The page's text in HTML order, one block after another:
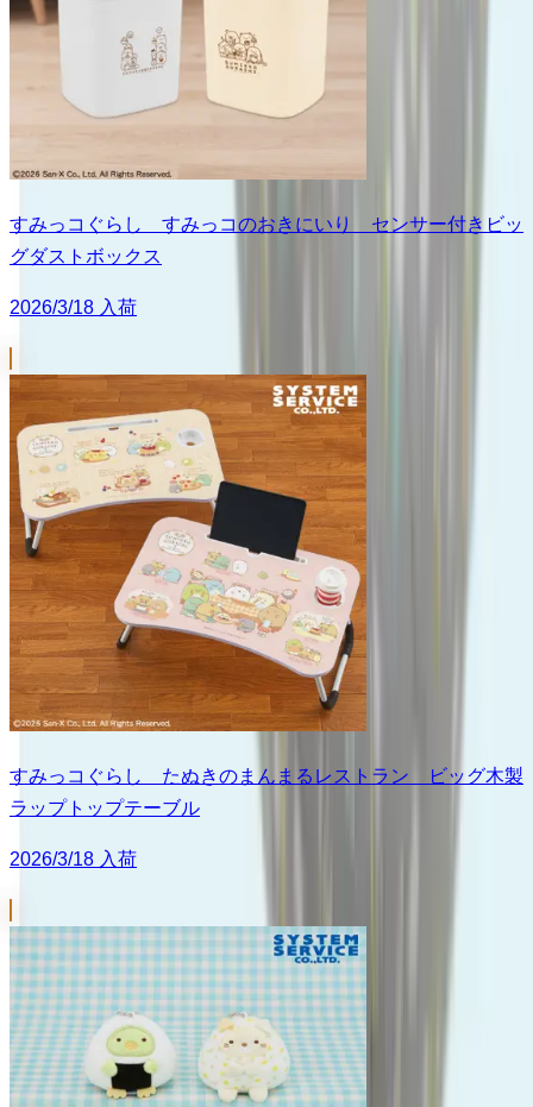
すみっコぐらし すみっコのおきにいり センサー付きビッ
グダストボックス
2026/3/18 入荷
すみっコぐらし たぬきのまんまるレストラン ビッグ木製
ラップトップテーブル
2026/3/18 入荷